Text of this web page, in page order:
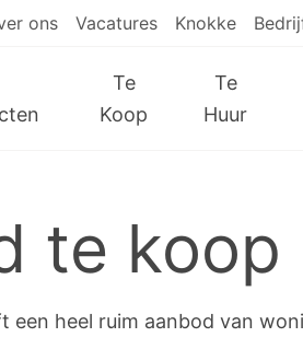
ons Vacatures Knokke
Te
Koop
Te
Huur
te koop
een heel ruim aanbod van